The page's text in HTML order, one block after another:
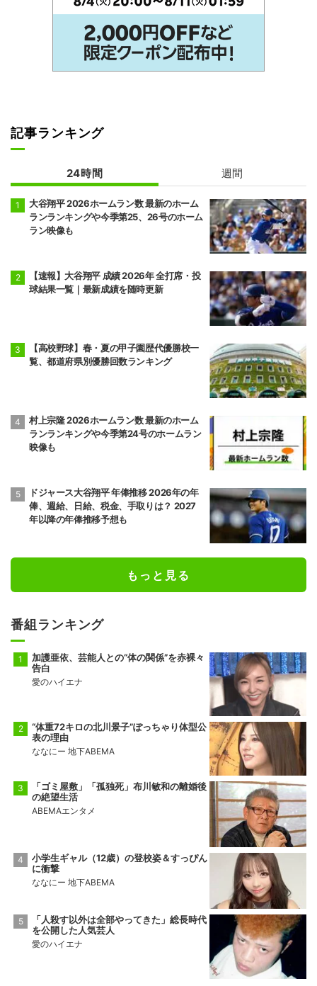
記事ランキング
24時間 週間
大谷翔平 2026ホームラン数 最新のホーム
ランランキングや今季第25、26号のホーム
ラン映像も
【速報】大谷翔平 成績 2026年 全打席・投
球結果一覧｜最新成績を随時更新
【高校野球】春・夏の甲子園歴代優勝校一
覧、都道府県別優勝回数ランキング
村上宗隆 2026ホームラン数 最新のホーム
ランランキングや今季第24号のホームラン
映像も
ドジャース大谷翔平 年俸推移 2026年の年
俸、週給、日給、税金、手取りは？ 2027
年以降の年俸推移予想も
もっと見る
番組ランキング
加護亜依、芸能人との“体の関係”を赤裸々
告白
愛のハイエナ
“体重72キロの北川景子”ぽっちゃり体型公
表の理由
ななにー 地下ABEMA
「ゴミ屋敷」「孤独死」布川敏和の離婚後
の絶望生活
ABEMAエンタメ
小学生ギャル（12歳）の登校姿＆すっぴん
に衝撃
ななにー 地下ABEMA
「人殺す以外は全部やってきた」総長時代
を公開した人気芸人
愛のハイエナ